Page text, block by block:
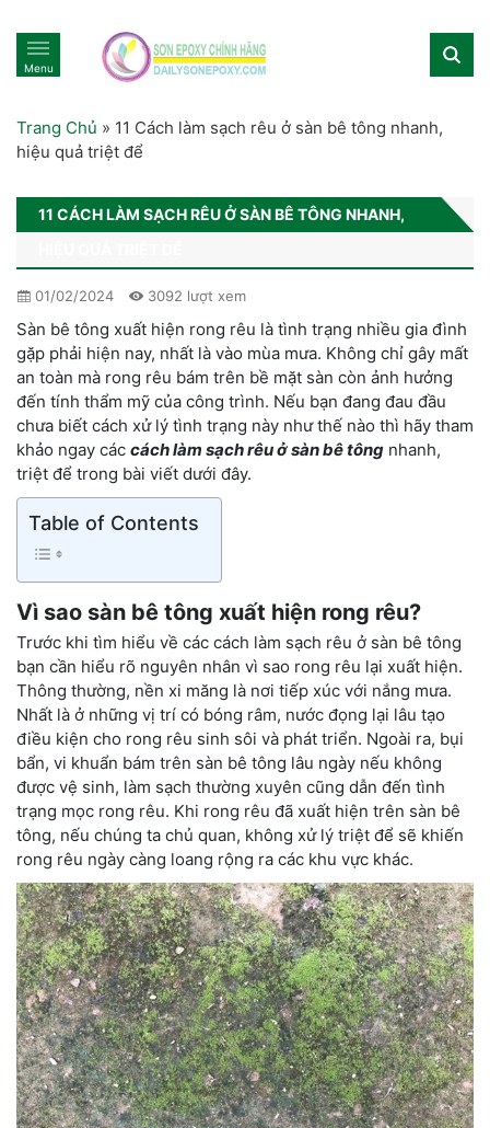
Menu
Trang Chủ » 11 Cách làm sạch rêu ở sàn bê tông nhanh,
hiệu quả triệt để
11 CÁCH LÀM SẠCH RÊU Ở SÀN BÊ TÔNG NHANH,
01/02/2024 3092 lượt xem
Sàn bê tông xuất hiện rong rêu là tình trạng nhiều gia đình
gặp phải hiện nay, nhất là vào mùa mưa. Không chỉ gây mất
an toàn mà rong rêu bám trên bề mặt sàn còn ảnh hưởng
đến tính thẩm mỹ của công trình. Nếu bạn đang đau đầu
chưa biết cách xử lý tình trạng này như thế nào thì hãy tham
khảo ngay các cách làm sạch rêu ở sàn bê tông nhanh,
triệt để trong bài viết dưới đây.
Table of Contents
Vì sao sàn bê tông xuất hiện rong rêu?
Trước khi tìm hiểu về các cách làm sạch rêu ở sàn bê tông
bạn cần hiểu rõ nguyên nhân vì sao rong rêu lại xuất hiện.
Thông thường, nền xi măng là nơi tiếp xúc với nắng mưa.
Nhất là ở những vị trí có bóng râm, nước đọng lại lâu tạo
điều kiện cho rong rêu sinh sôi và phát triển. Ngoài ra, bụi
bẩn, vi khuẩn bám trên sàn bê tông lâu ngày nếu không
được vệ sinh, làm sạch thường xuyên cũng dẫn đến tình
trạng mọc rong rêu. Khi rong rêu đã xuất hiện trên sàn bê
tông, nếu chúng ta chủ quan, không xử lý triệt để sẽ khiến
rong rêu ngày càng loang rộng ra các khu vực khác.